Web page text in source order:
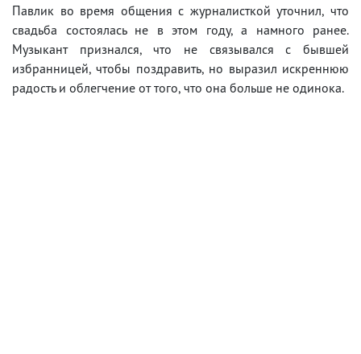
Павлик во время общения с журналисткой уточнил, что
свадьба состоялась не в этом году, а намного ранее.
Музыкант признался, что не связывался с бывшей
избранницей, чтобы поздравить, но выразил искреннюю
радость и облегчение от того, что она больше не одинока.